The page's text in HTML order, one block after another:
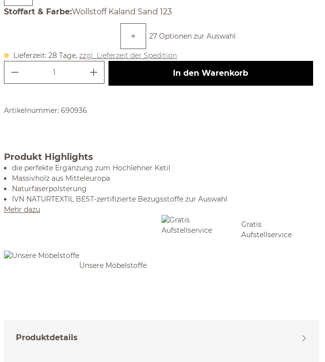
Stoffart & Farbeauswählen
:Wollstoff Kaland Sand 123
27 Optionen zur Auswahl
Lieferzeit: 28 Tage, zzgl. Lieferzeit der Spedition
Produkt Anzahl: Gib den gewünschten Wert ein
In den Warenkorb
Artikelnummer: 690936
Produkt Highlights
die perfekte Ergänzung zum Hochlehner Ketil
Massivholz aus Mitteleuropa
Naturfaserpolsterung
IVN NATURTEXTIL BEST-zertifizierte Bezugsstoffe zur Auswahl
Mehr dazu
Gratis
Aufstellservice
Unsere Möbelstoffe
Produktdetails